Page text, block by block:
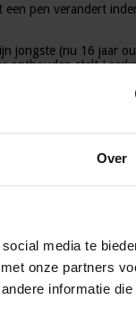
Over
media te
onze partners
informatie
pen verandert
jongste (nu 16 jaar
stelt
plaats van het
om
Als voorbeelden
te trainen is
3 is voor veel
te testen in
nog in dubio.